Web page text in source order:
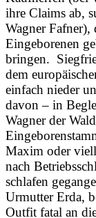
ihre Claims ab,
Wagner
Eingeborenen
bringen.
dem
einfach nieder
davon – in
Wagner der
Maxim oder
nach
schlafen
Urmutter Erda,
Outfit fatal an